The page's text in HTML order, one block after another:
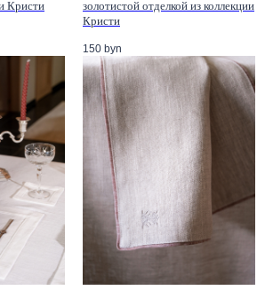
Кристи
золотистой отделкой из коллекции
Кристи
150 byn